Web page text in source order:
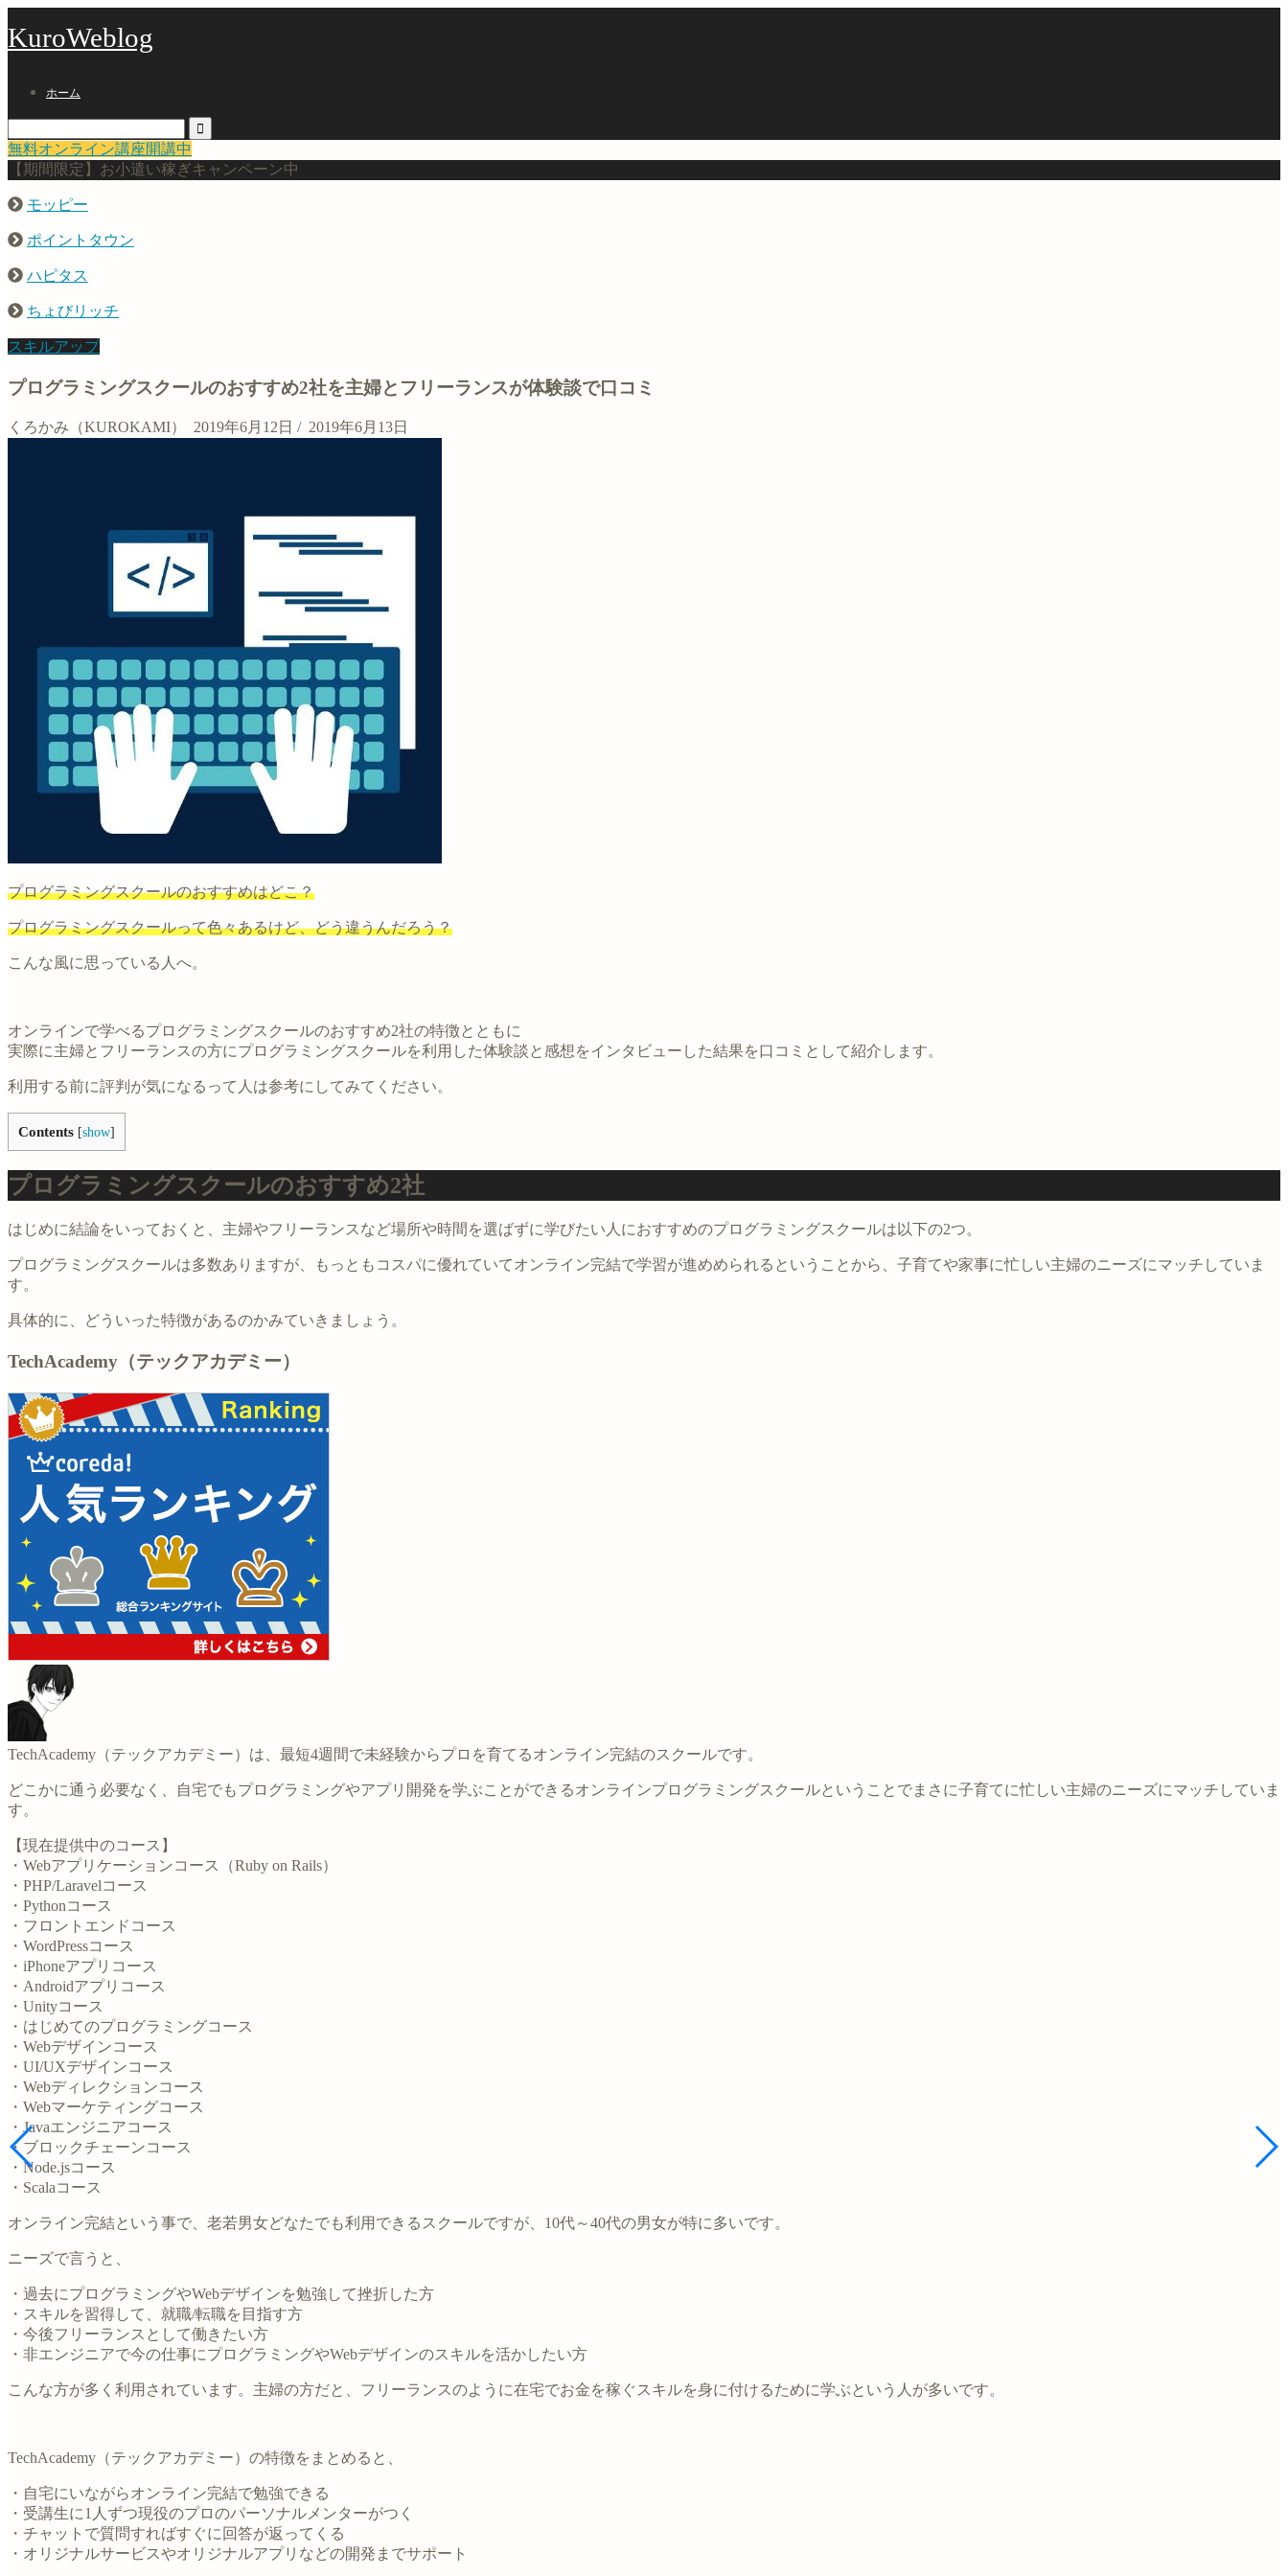
KuroWeblog
ホーム
無料オンライン講座開講中
【期間限定】お小遣い稼ぎキャンペーン中
モッピー
ポイントタウン
ハピタス
ちょびリッチ
スキルアップ
プログラミングスクールのおすすめ2社を主婦とフリーランスが体験談で口コミ
くろかみ（KUROKAMI） 2019年6月12日 / 2019年6月13日
プログラミングスクールのおすすめはどこ？
プログラミングスクールって色々あるけど、どう違うんだろう？
こんな風に思っている人へ。
オンラインで学べるプログラミングスクールのおすすめ2社の特徴とともに
実際に主婦とフリーランスの方にプログラミングスクールを利用した体験談と感想をインタビューした結果を口コミとして紹介します。
利用する前に評判が気になるって人は参考にしてみてください。
Contents [show]
プログラミングスクールのおすすめ2社
はじめに結論をいっておくと、主婦やフリーランスなど場所や時間を選ばずに学びたい人におすすめのプログラミングスクールは以下の2つ。
プログラミングスクールは多数ありますが、もっともコスパに優れていてオンライン完結で学習が進めめられるということから、子育てや家事に忙しい主婦のニーズにマッチしていま
す。
具体的に、どういった特徴があるのかみていきましょう。
TechAcademy（テックアカデミー）
TechAcademy（テックアカデミー）は、最短4週間で未経験からプロを育てるオンライン完結のスクールです。
どこかに通う必要なく、自宅でもプログラミングやアプリ開発を学ぶことができるオンラインプログラミングスクールということでまさに子育てに忙しい主婦のニーズにマッチしていま
す。
【現在提供中のコース】
・Webアプリケーションコース（Ruby on Rails）
・PHP/Laravelコース
・Pythonコース
・フロントエンドコース
・WordPressコース
・iPhoneアプリコース
・Androidアプリコース
・Unityコース
・はじめてのプログラミングコース
・Webデザインコース
・UI/UXデザインコース
・Webディレクションコース
・Webマーケティングコース
・Javaエンジニアコース
・ブロックチェーンコース
・Node.jsコース
・Scalaコース
オンライン完結という事で、老若男女どなたでも利用できるスクールですが、10代～40代の男女が特に多いです。
ニーズで言うと、
・過去にプログラミングやWebデザインを勉強して挫折した方
・スキルを習得して、就職/転職を目指す方
・今後フリーランスとして働きたい方
・非エンジニアで今の仕事にプログラミングやWebデザインのスキルを活かしたい方
こんな方が多く利用されています。主婦の方だと、フリーランスのように在宅でお金を稼ぐスキルを身に付けるために学ぶという人が多いです。
TechAcademy（テックアカデミー）の特徴をまとめると、
・自宅にいながらオンライン完結で勉強できる
・受講生に1人ずつ現役のプロのパーソナルメンターがつく
・チャットで質問すればすぐに回答が返ってくる
・オリジナルサービスやオリジナルアプリなどの開発までサポート